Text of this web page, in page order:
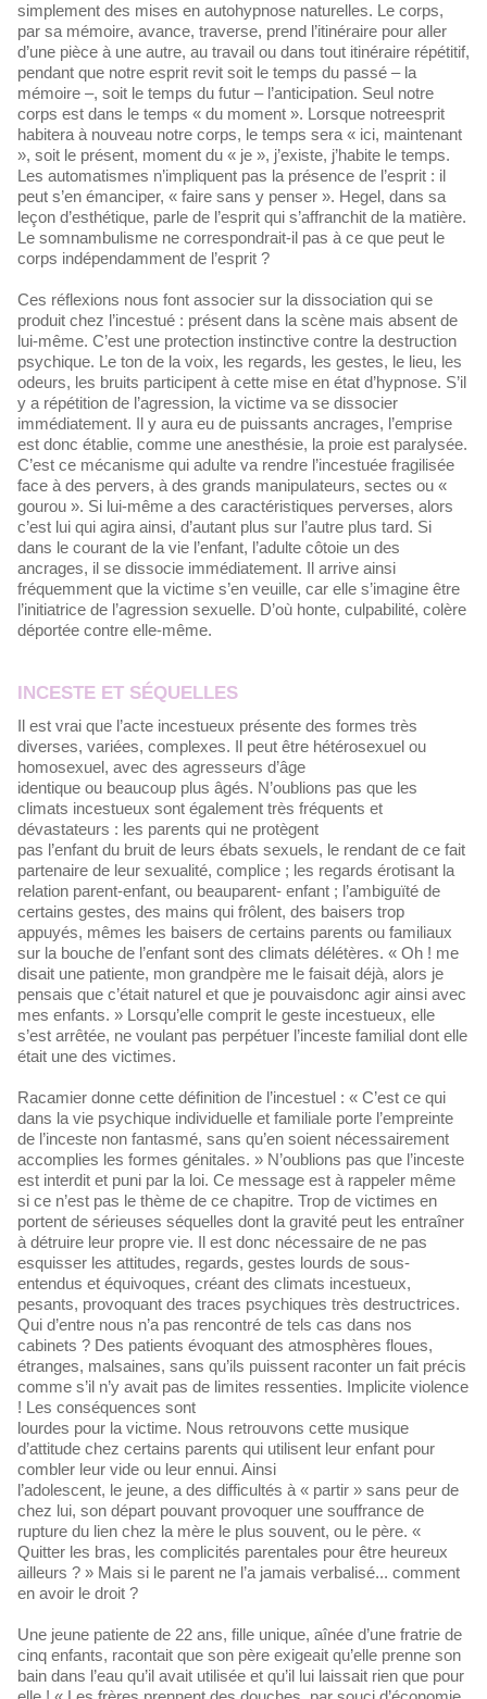
simplement des mises en autohypnose naturelles. Le corps,
par sa mémoire, avance, traverse, prend l’itinéraire pour aller
d’une pièce à une autre, au travail ou dans tout itinéraire répétitif,
pendant que notre esprit revit soit le temps du passé – la
mémoire –, soit le temps du futur – l’anticipation. Seul notre
corps est dans le temps « du moment ». Lorsque notreesprit
habitera à nouveau notre corps, le temps sera « ici, maintenant
», soit le présent, moment du « je », j’existe, j’habite le temps.
Les automatismes n’impliquent pas la présence de l’esprit : il
peut s’en émanciper, « faire sans y penser ». Hegel, dans sa
leçon d’esthétique, parle de l’esprit qui s’affranchit de la matière.
Le somnambulisme ne correspondrait-il pas à ce que peut le
corps indépendamment de l’esprit ?
Ces réflexions nous font associer sur la dissociation qui se
produit chez l’incestué : présent dans la scène mais absent de
lui-même. C’est une protection instinctive contre la destruction
psychique. Le ton de la voix, les regards, les gestes, le lieu, les
odeurs, les bruits participent à cette mise en état d’hypnose. S’il
y a répétition de l’agression, la victime va se dissocier
immédiatement. Il y aura eu de puissants ancrages, l’emprise
est donc établie, comme une anesthésie, la proie est paralysée.
C’est ce mécanisme qui adulte va rendre l’incestuée fragilisée
face à des pervers, à des grands manipulateurs, sectes ou «
gourou ». Si lui-même a des caractéristiques perverses, alors
c’est lui qui agira ainsi, d’autant plus sur l’autre plus tard. Si
dans le courant de la vie l’enfant, l’adulte côtoie un des
ancrages, il se dissocie immédiatement. Il arrive ainsi
fréquemment que la victime s’en veuille, car elle s’imagine être
l’initiatrice de l’agression sexuelle. D’où honte, culpabilité, colère
déportée contre elle-même.
INCESTE ET SÉQUELLES
Il est vrai que l’acte incestueux présente des formes très
diverses, variées, complexes. Il peut être hétérosexuel ou
homosexuel, avec des agresseurs d’âge
identique ou beaucoup plus âgés. N’oublions pas que les
climats incestueux sont également très fréquents et
dévastateurs : les parents qui ne protègent
pas l’enfant du bruit de leurs ébats sexuels, le rendant de ce fait
partenaire de leur sexualité, complice ; les regards érotisant la
relation parent-enfant, ou beauparent- enfant ; l’ambiguïté de
certains gestes, des mains qui frôlent, des baisers trop
appuyés, mêmes les baisers de certains parents ou familiaux
sur la bouche de l’enfant sont des climats délétères. « Oh ! me
disait une patiente, mon grandpère me le faisait déjà, alors je
pensais que c’était naturel et que je pouvaisdonc agir ainsi avec
mes enfants. » Lorsqu’elle comprit le geste incestueux, elle
s’est arrêtée, ne voulant pas perpétuer l’inceste familial dont elle
était une des victimes.
Racamier donne cette définition de l’incestuel : « C’est ce qui
dans la vie psychique individuelle et familiale porte l’empreinte
de l’inceste non fantasmé, sans qu’en soient nécessairement
accomplies les formes génitales. » N’oublions pas que l’inceste
est interdit et puni par la loi. Ce message est à rappeler même
si ce n’est pas le thème de ce chapitre. Trop de victimes en
portent de sérieuses séquelles dont la gravité peut les entraîner
à détruire leur propre vie. Il est donc nécessaire de ne pas
esquisser les attitudes, regards, gestes lourds de sous-
entendus et équivoques, créant des climats incestueux,
pesants, provoquant des traces psychiques très destructrices.
Qui d’entre nous n’a pas rencontré de tels cas dans nos
cabinets ? Des patients évoquant des atmosphères floues,
étranges, malsaines, sans qu’ils puissent raconter un fait précis
comme s’il n’y avait pas de limites ressenties. Implicite violence
! Les conséquences sont
lourdes pour la victime. Nous retrouvons cette musique
d’attitude chez certains parents qui utilisent leur enfant pour
combler leur vide ou leur ennui. Ainsi
l’adolescent, le jeune, a des difficultés à « partir » sans peur de
chez lui, son départ pouvant provoquer une souffrance de
rupture du lien chez la mère le plus souvent, ou le père. «
Quitter les bras, les complicités parentales pour être heureux
ailleurs ? » Mais si le parent ne l’a jamais verbalisé... comment
en avoir le droit ?
Une jeune patiente de 22 ans, fille unique, aînée d’une fratrie de
cinq enfants, racontait que son père exigeait qu’elle prenne son
bain dans l’eau qu’il avait utilisée et qu’il lui laissait rien que pour